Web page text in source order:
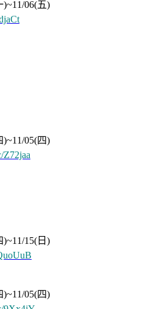
)~11/06(五)
)~11/05(四)
Z72jaa
)~11/15(日)
)~11/05(四)